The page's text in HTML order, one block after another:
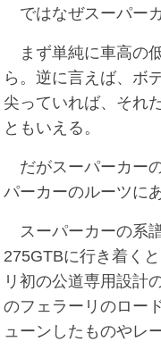
ではなぜスーパー
まず単純に車高の
ら。逆に言えば、ボ
尖っていれば、それ
ともいえる。
だがスーパーカー
パーカーのルーツに
スーパーカーの系
275GTBに行き着く
リ初の公道専用設計
のフェラーリのロー
ューンしたものやレ